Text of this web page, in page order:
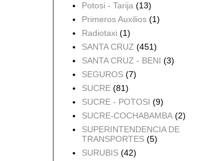
Potosi - Tarija (13)
Primeros Auxilios (1)
Radiotaxi (1)
SANTA CRUZ (451)
SANTA CRUZ - BENI (3)
SEGUROS (7)
SUCRE (81)
SUCRE - POTOSI (9)
SUCRE-COCHABAMBA (2)
SUPERINTENDENCIA DE
TRANSPORTES (5)
SURUBIS (42)